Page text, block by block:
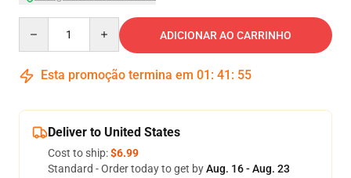
ADICIONAR AO CARRINHO
Esta promoção termina em 01 : 41 : 54
Deliver to United States
Cost to ship:$6.99
Standard - Order today to get byAug. 16 - Aug. 23